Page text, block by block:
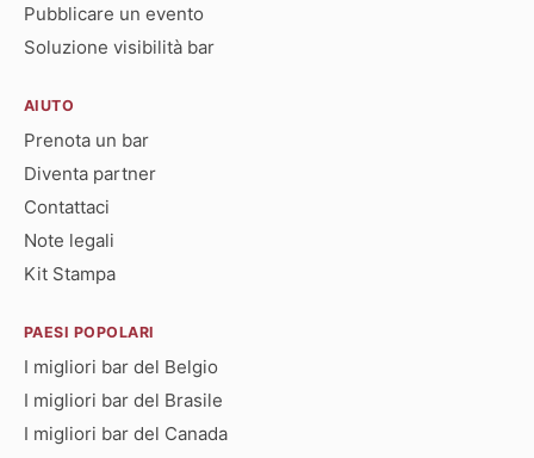
Pubblicare un evento
Soluzione visibilità bar
AIUTO
Prenota un bar
Diventa partner
Contattaci
Note legali
Kit Stampa
PAESI POPOLARI
I migliori bar del Belgio
I migliori bar del Brasile
I migliori bar del Canada